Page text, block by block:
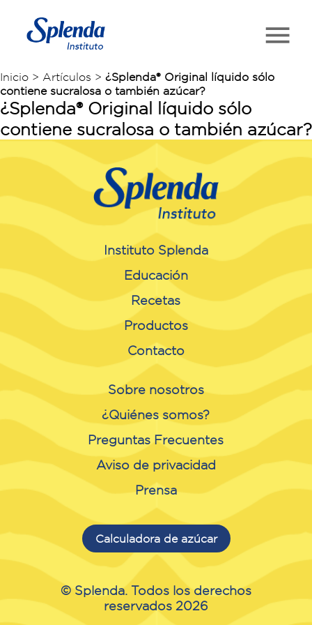
Inicio > Artículos > ¿Splenda® Original líquido sólo
contiene sucralosa o también azúcar?
¿Splenda® Original líquido sólo
contiene sucralosa o también azúcar?
Instituto Splenda
Educación
Recetas
Productos
Contacto
Sobre nosotros
¿Quiénes somos?
Preguntas Frecuentes
Aviso de privacidad
Prensa
Calculadora de azúcar
© Splenda. Todos los derechos
reservados 2026